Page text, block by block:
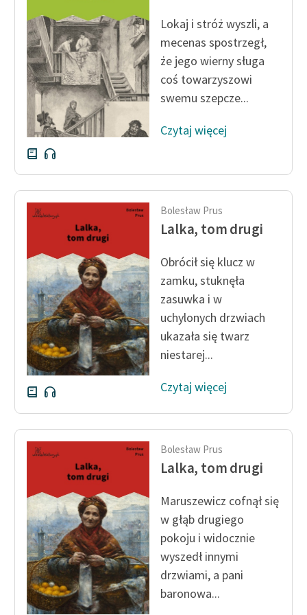
feministycznej
Ręce pełne poezji
Kolekcje edukacyjne
twórców przechodzących
do domeny publicznej,
lektur szkolnych oraz
Starego Testamentu
Odkurzamy bohaterów
Szkoła Poezji Wolnych
Lektur
Kontakt
O projekcie
Zespół
Zasady wykorzystania
Wolnych Lektur
Logotypy
Materiały promocyjne
Polityka prywatności
Regulamin biblioteki
Dane fundacji i
sprawozdania finansowe
Regulamin darowizn
Informacja o treściach
wrażliwych
Lokaj i stróż wyszli, a
mecenas spostrzegł,
że jego wierny sługa
coś towarzyszowi
swemu szepcze...
Czytaj więcej
Bolesław Prus
Lalka, tom drugi
Obrócił się klucz w
zamku, stuknęła
zasuwka i w
uchylonych drzwiach
ukazała się twarz
niestarej...
Czytaj więcej
Bolesław Prus
Lalka, tom drugi
Maruszewicz cofnął się
w głąb drugiego
pokoju i widocznie
wyszedł innymi
drzwiami, a pani
baronowa...